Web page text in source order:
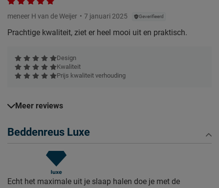
meneer H van de Weijer 7 januari 2025 Geverifieerd
Prachtige kwaliteit, ziet er heel mooi uit en praktisch.
Design
Kwaliteit
Prijs kwaliteit verhouding
Meer reviews
Beddenreus Luxe
Echt het maximale uit je slaap halen doe je met de